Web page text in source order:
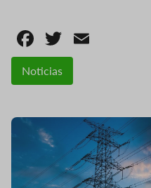
Facebook
Twitter
Noticias